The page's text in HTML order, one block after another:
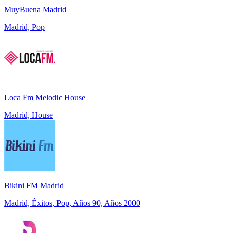
MuyBuena Madrid
Madrid, Pop
Loca Fm Melodic House
Madrid, House
Bikini FM Madrid
Madrid, Éxitos, Pop, Años 90, Años 2000